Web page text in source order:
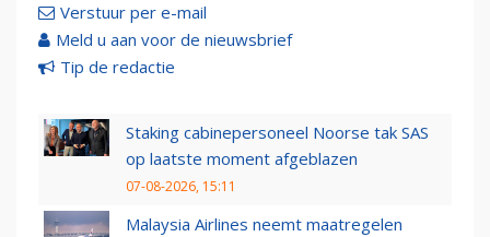
Verstuur per e-mail
Meld u aan voor de nieuwsbrief
Tip de redactie
Staking cabinepersoneel Noorse tak SAS
op laatste moment afgeblazen
07-08-2026, 15:11
Malaysia Airlines neemt maatregelen